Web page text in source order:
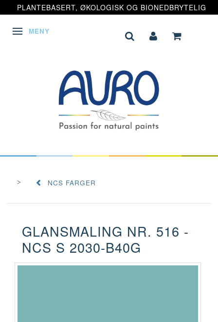
PLANTEBASERT, ØKOLOGISK OG BIONEDBRYTELIG
VEKSLE NAVIGASJON
MENY
NCS FARGER
GLANSMALING NR. 516 -
NCS S 2030-B40G